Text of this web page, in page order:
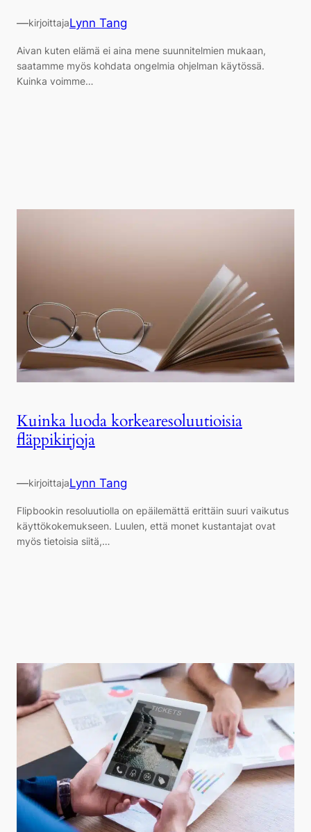
—kirjoittajaLynn Tang
Aivan kuten elämä ei aina mene suunnitelmien mukaan,
saatamme myös kohdata ongelmia ohjelman käytössä.
Kuinka voimme…
Kuinka luoda korkearesoluutioisia
fläppikirjoja
—kirjoittajaLynn Tang
Flipbookin resoluutiolla on epäilemättä erittäin suuri vaikutus
käyttökokemukseen. Luulen, että monet kustantajat ovat
myös tietoisia siitä,…